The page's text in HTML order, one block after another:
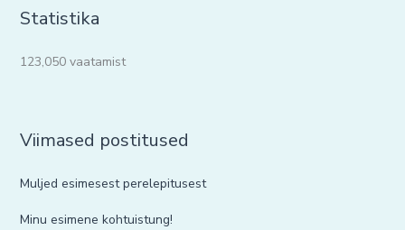
Statistika
123,050 vaatamist
Viimased postitused
Muljed esimesest perelepitusest
Minu esimene kohtuistung!